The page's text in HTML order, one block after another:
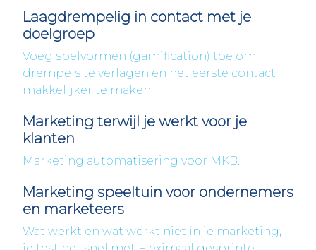
Laagdrempelig in contact met je
doelgroep
Voeg spelvormen (gamification) toe om
drempels te verlagen en het eerste contact
makkelijker te maken.
Marketing terwijl je werkt voor je
klanten
Marketing automatisering voor MKB.
Marketing speeltuin voor ondernemers
en marketeers
Wat werkt en wat werkt niet in je marketing,